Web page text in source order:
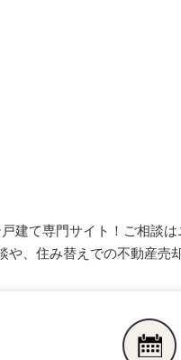
建て専門サイト！ご相談
、住み替えでの不動産売